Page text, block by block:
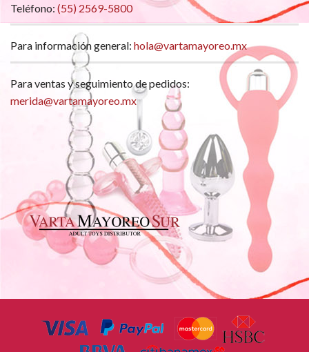
Teléfono: (55) 2569-5800
Para información general: hola@vartamayoreo.mx
Para ventas y seguimiento de pedidos:
merida@vartamayoreo.mx